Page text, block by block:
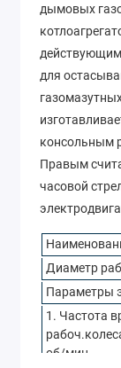
дымовых
для
консольным
Правым
часовой
Диаметр
Параметры
1. Частота
об/мин